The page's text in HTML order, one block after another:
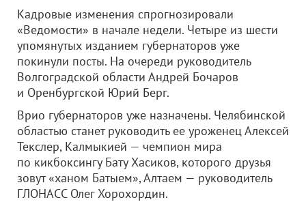
Кадровые изменения спрогнозировали
«Ведомости» в начале недели. Четыре из шести
упомянутых изданием губернаторов уже
покинули посты. На очереди руководитель
Волгоградской области Андрей Бочаров
и Оренбургской Юрий Берг.
Врио губернаторов уже назначены. Челябинской
областью станет руководить ее уроженец Алексей
Текслер, Калмыкией — чемпион мира
по кикбоксингу Бату Хасиков, которого друзья
зовут «ханом Батыем», Алтаем — руководитель
ГЛОНАСС Олег Хорохордин.